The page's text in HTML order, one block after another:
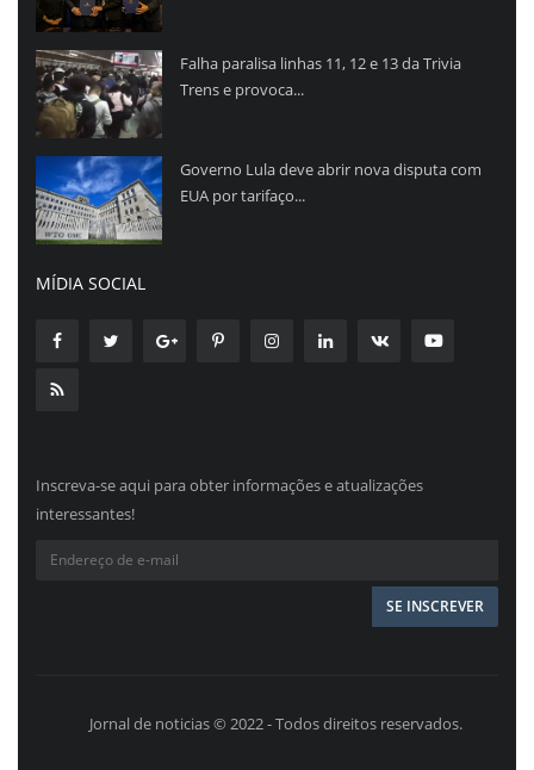
Falha paralisa linhas 11, 12 e 13 da Trivia
Trens e provoca...
Governo Lula deve abrir nova disputa com
EUA por tarifaço...
MÍDIA SOCIAL
Inscreva-se aqui para obter informações e atualizações
interessantes!
Jornal de noticias © 2022 - Todos direitos reservados.